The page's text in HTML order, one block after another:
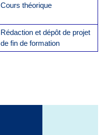
Cours théorique
Rédaction et dépôt de projet
de fin de formation